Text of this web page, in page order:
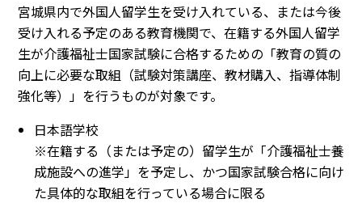
宮城県内で外国人留学生を受け入れている、または今後
受け入れる予定のある教育機関で、在籍する外国人留学
生が介護福祉士国家試験に合格するための「教育の質の
向上に必要な取組（試験対策講座、教材購入、指導体制
強化等）」を行うものが対象です。
日本語学校
※在籍する（または予定の）留学生が「介護福祉士養
成施設への進学」を予定し、かつ国家試験合格に向け
た具体的な取組を行っている場合に限る